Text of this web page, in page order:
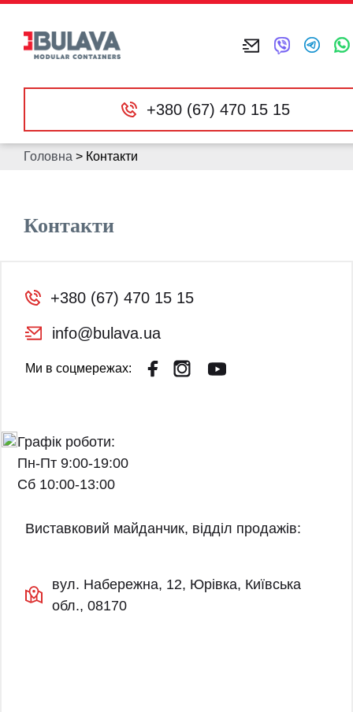
+380 (67) 470 15 15
Головна > Контакти
Контакти
+380 (67) 470 15 15
info@bulava.ua
Ми в соцмережах:
Графік роботи:
Пн-Пт 9:00-19:00
Сб 10:00-13:00
Виставковий майданчик, відділ продажів:
вул. Набережна, 12, Юрівка, Київська
обл., 08170